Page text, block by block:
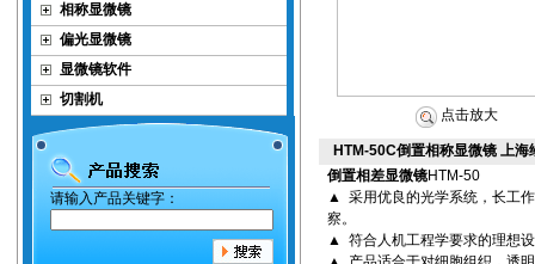
相称显微镜
偏光显微镜
显微镜软件
切割机
请输入产品关键字：
点击放大
HTM-50C倒置相称显微镜 上海
倒置相差显微镜HTM-50
▲ 采用优良的光学系统，长工
察。
▲ 符合人机工程学要求的理想